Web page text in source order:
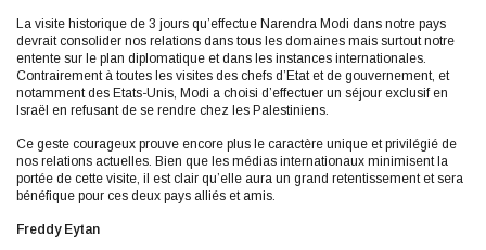
La visite historique de 3 jours qu’effectue Narendra Modi dans notre pays
devrait consolider nos relations dans tous les domaines mais surtout notre
entente sur le plan diplomatique et dans les instances internationales.
Contrairement à toutes les visites des chefs d’Etat et de gouvernement, et
notamment des Etats-Unis, Modi a choisi d’effectuer un séjour exclusif en
Israël en refusant de se rendre chez les Palestiniens.
Ce geste courageux prouve encore plus le caractère unique et privilégié de
nos relations actuelles. Bien que les médias internationaux minimisent la
portée de cette visite, il est clair qu’elle aura un grand retentissement et sera
bénéfique pour ces deux pays alliés et amis.
Freddy Eytan